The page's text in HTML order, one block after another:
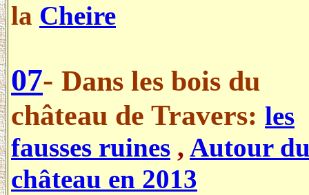
la Cheire
07- Dans les bois du
château de Travers: les
fausses ruines , Autour
château en 2013